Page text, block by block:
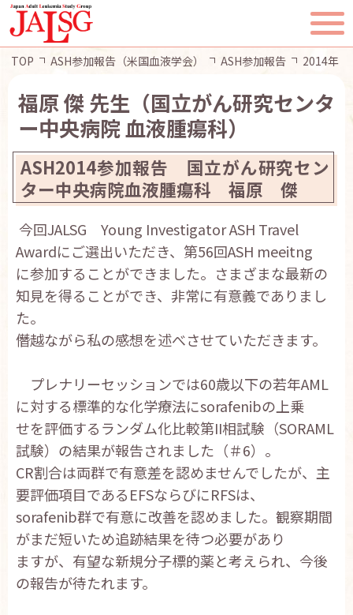
TOP
JALSGとは
活動報告
一般・患者様へ
お問い合わせ
English
TOP ASH参加報告（米国血液学会） ASH参加報告 2014年
福原 傑 先生（国立がん研究センタ
ー中央病院 血液腫瘍科）
ASH2014参加報告 国立がん研究セン
ター中央病院血液腫瘍科 福原 傑
今回JALSG Young Investigator ASH Travel
Awardにご選出いただき、第56回ASH meeitng
に参加することができました。さまざまな最新の
知見を得ることができ、非常に有意義でありまし
た。
僭越ながら私の感想を述べさせていただきます。
プレナリーセッションでは60歳以下の若年AML
に対する標準的な化学療法にsorafenibの上乗
せを評価するランダム化比較第II相試験（SORAML
試験）の結果が報告されました（＃6）。
CR割合は両群で有意差を認めませんでしたが、主
要評価項目であるEFSならびにRFSは、
sorafenib群で有意に改善を認めました。観察期間
がまだ短いため追跡結果を待つ必要があり
ますが、有望な新規分子標的薬と考えられ、今後
の報告が待たれます。